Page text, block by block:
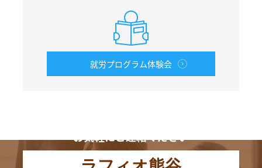
就労プログラム体験会
お気軽にご連絡ください